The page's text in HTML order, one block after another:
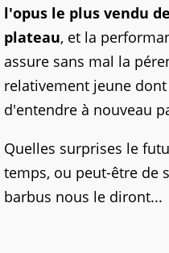
l'opus le plus vendu
plateau, et la
assure sans mal la
relativement jeune
d'entendre à nouveau
Quelles surprises le
temps, ou peut-être de
barbus nous le diront...